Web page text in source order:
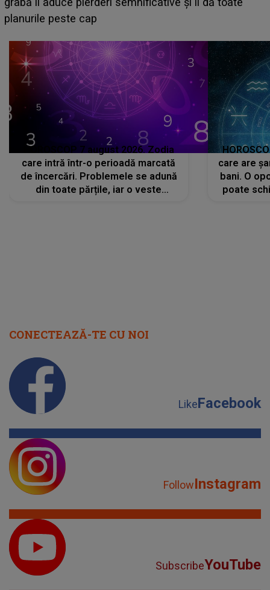
sa: "I-am spus și ei în față, eu nu te iubesc pentru
HOROSCOP 7 august 2026. Zodia
care intră într-o perioadă marcată
de încercări. Problemele se adună
din toate părțile, iar o veste
care are
bani. O
poate
CONECTEAZĂ-TE CU NOI
LikeFacebook
FollowInstagram
SubscribeYouTube